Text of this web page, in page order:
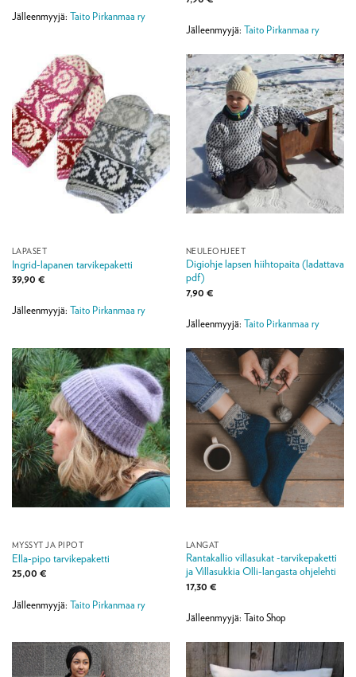
Jälleenmyyjä: Taito Pirkanmaa ry
Jälleenmyyjä: Taito Pirkanmaa ry
LAPASET
Ingrid-lapanen tarvikepaketti
39,90 €
Jälleenmyyjä: Taito Pirkanmaa ry
NEULEOHJEET
Digiohje lapsen hiihtopaita (ladattava
pdf)
7,90 €
Jälleenmyyjä: Taito Pirkanmaa ry
MYSSYT JA PIPOT
Ella-pipo tarvikepaketti
25,00 €
Jälleenmyyjä: Taito Pirkanmaa ry
LANGAT
Rantakallio villasukat -tarvikepaketti
ja Villasukkia Olli-langasta ohjelehti
17,30 €
Jälleenmyyjä: Taito Shop